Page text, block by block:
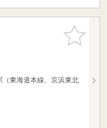
お気に入
りに追加
東海道本線、京浜東北